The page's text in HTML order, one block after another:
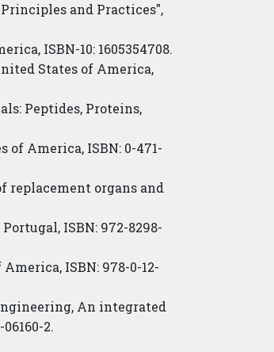
Principles and Practices",
ISBN-10: 1605354708.
States of America,
Peptides, Proteins,
of America, ISBN: 0-471-
replacement organs and
ISBN: 972-8298-
ISBN: 978-0-12-
An integrated
2.